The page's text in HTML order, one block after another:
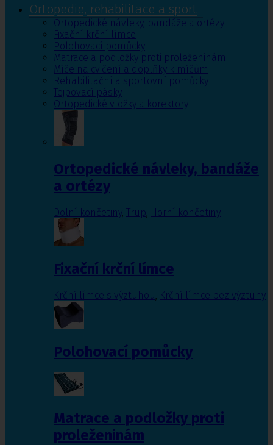
Ortopedie, rehabilitace a sport
Ortopedické návleky, bandáže a ortézy
Fixační krční límce
Polohovací pomůcky
Matrace a podložky proti proleženinám
Míče na cvičení a doplňky k míčům
Rehabilitační a sportovní pomůcky
Tejpovací pásky
Ortopedické vložky a korektory
Ortopedické návleky, bandáže
a ortézy
Dolní končetiny, Trup, Horní končetiny
Fixační krční límce
Krční límce s výztuhou Krční límce bez výztuhy
Polohovací pomůcky
Matrace a podložky proti
proleženinám